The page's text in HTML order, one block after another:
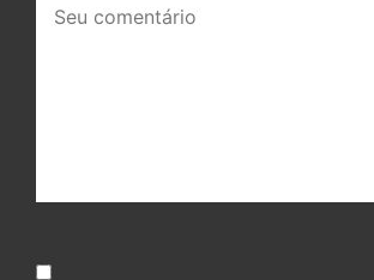
comentário: